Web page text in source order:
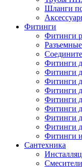
Шланги
Фитинги
Фитинги
Фитинги
Фитинги
Фитинги
Фитинги
Фитинги
Фитинги
Фитинги
Фитинги
Фитинги и
Сантехника
Смесители